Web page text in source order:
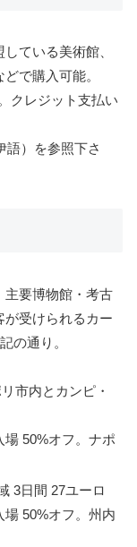
ている美術館、
で購入可能。
クレジット支払い
語）を参照下さ
主要博物館・考古
受けられるカー
の通り。
市内とカンピ・
50%オフ。ナポ
3日間 27ユーロ
50%オフ。州内